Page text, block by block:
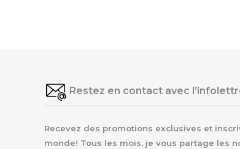
Restez en contact avec
Recevez des promotions exclusives et
monde! Tous les mois, je vous partage les